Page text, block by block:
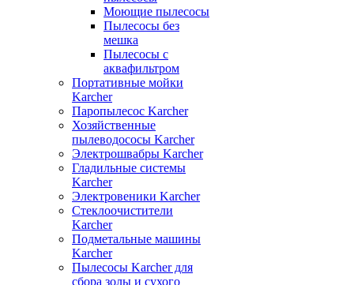
Моющие пылесосы
Пылесосы без
мешка
Пылесосы с
аквафильтром
Портативные мойки
Karcher
Паропылесос Karcher
Хозяйственные
пылеводососы Karcher
Электрошвабры Karcher
Гладильные системы
Karcher
Электровеники Karcher
Стеклоочистители
Karcher
Подметальные машины
Karcher
Пылесосы Karcher для
сбора золы и сухого